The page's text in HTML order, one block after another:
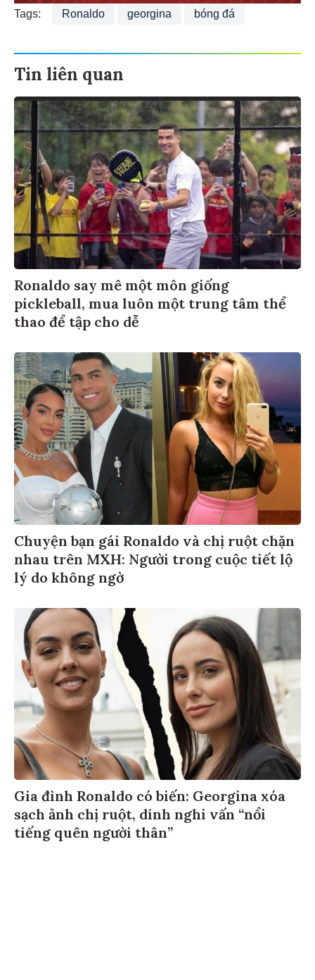
Tags: Ronaldo georgina bóng đá
Tin liên quan
Ronaldo say mê một môn giống
pickleball, mua luôn một trung tâm thể
thao để tập cho dễ
Chuyện bạn gái Ronaldo và chị ruột chặn
nhau trên MXH: Người trong cuộc tiết lộ
lý do không ngờ
Gia đình Ronaldo có biến: Georgina xóa
sạch ảnh chị ruột, dính nghi vấn “nổi
tiếng quên người thân”